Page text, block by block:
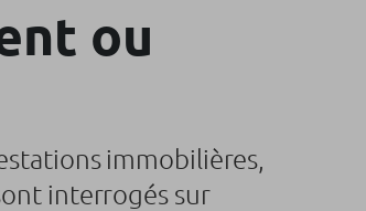
ou
immobilières,
interrogés sur